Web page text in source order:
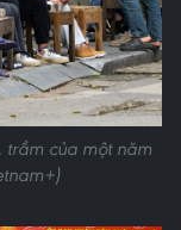
trầm của một năm